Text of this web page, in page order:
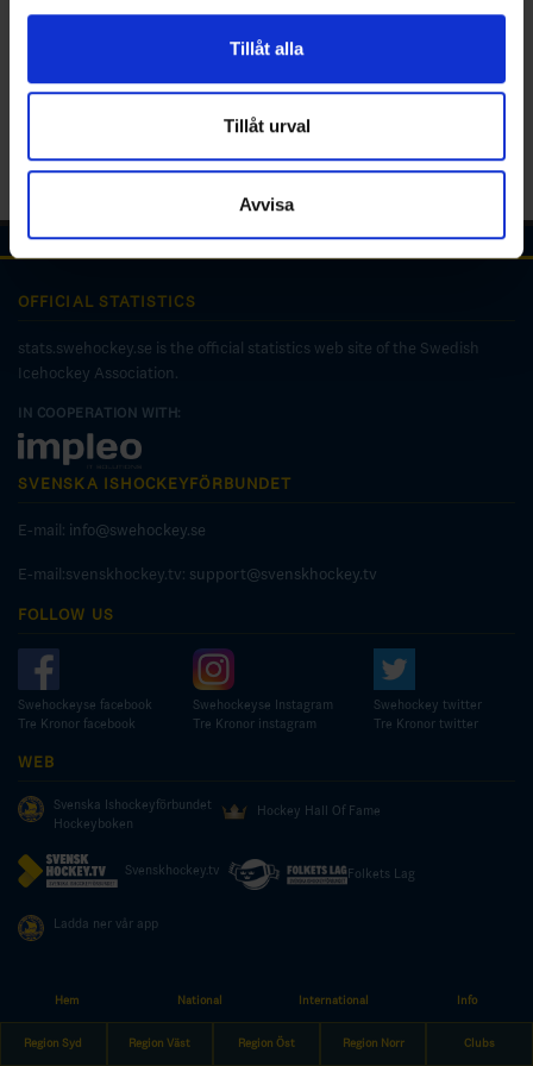
för sociala medier och analysera vår trafik. Vi
vidarebefordrar även sådana identifierare och annan
annons- och analysföretag som vi samarbetar med.
Dessa kan i sin tur kombinera informationen med annan
information som du har tillhandahållit eller som de har
samlat in när du har använt deras tjänster.
Tillåt alla
Tillåt urval
Avvisa
Hem National International Info
Region Syd Region Väst Region Öst Region Norr Clubs
OFFICIAL STATISTICS
stats.swehockey.se is the official statistics web site of the Swedish
Icehockey Association.
IN COOPERATION WITH:
SVENSKA ISHOCKEYFÖRBUNDET
E-mail: info@swehockey.se
E-mail:svenskhockey.tv: support@svenskhockey.tv
FOLLOW US
Swehockeyse facebook
Tre Kronor facebook
Swehockeyse Instagram
Tre Kronor instagram
Swehockey twitter
Tre Kronor twitter
WEB
Svenska Ishockeyförbundet
Hockeyboken
Hockey Hall Of Fame
Svenskhockey.tv Folkets Lag
Ladda ner vår app